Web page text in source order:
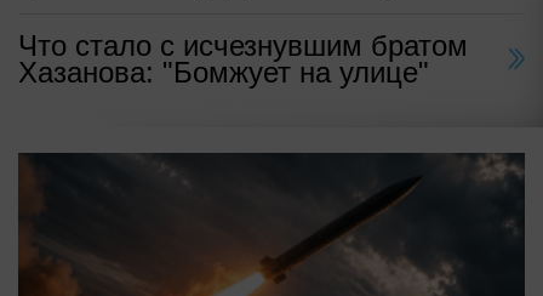
Что стало с исчезнувшим братом
Хазанова: "Бомжует на улице"